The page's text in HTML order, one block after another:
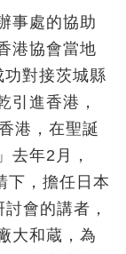
事處的協助
港協會當地
對接茨城縣
引進香港，
港，在聖誕
去年2月，
下，擔任日本
會的講者，
大和蔵，為